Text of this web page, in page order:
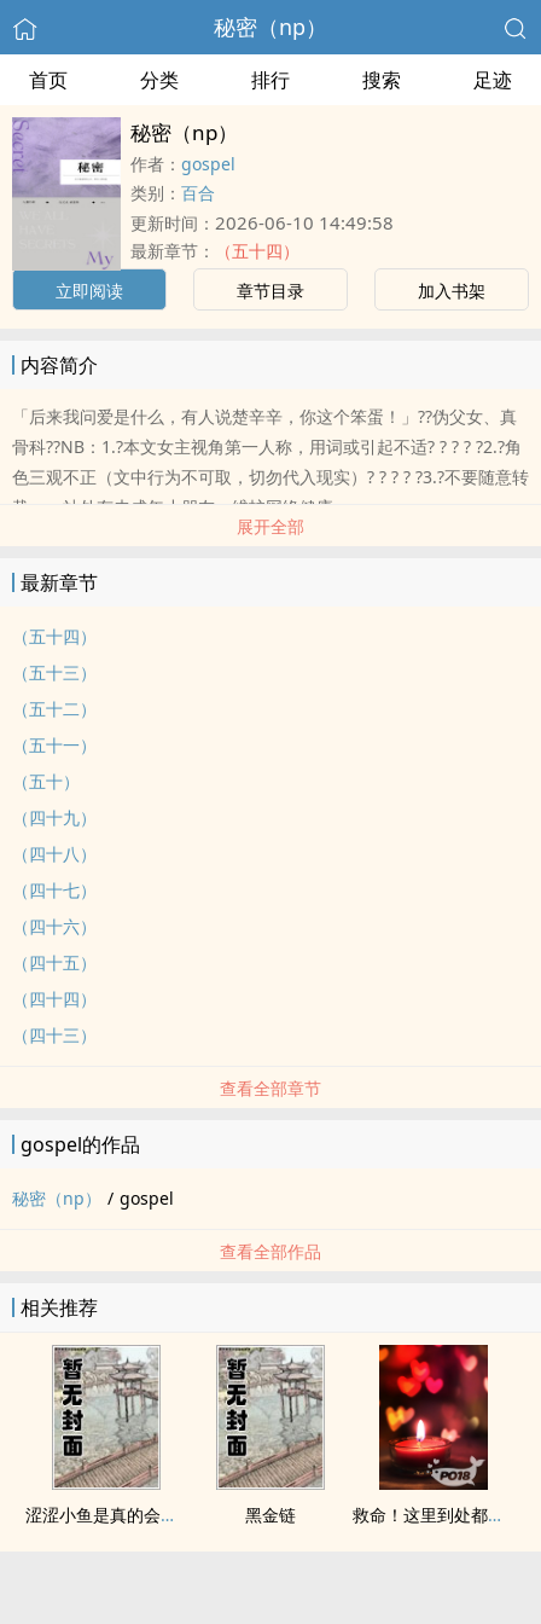
秘密（np）
首页 分类 排行 搜索 足迹
秘密（np）
作者： gospel
类别： 百合
更新时间： 2026-06-10 14:49:58
最新章节：
（五十四）
立即阅读
章节目录 加入书架
内容简介
「后来我问爱是什么，有人说楚辛辛，你这个笨蛋！」??伪父女、真
骨科??NB：1.?本文女主视角第一人称，用词或引起不适? ? ? ? ?2.?角
色三观不正（文中行为不可取，切勿代入现实）? ? ? ? ?3.?不要随意转
载——站外有未成年小朋友，维护网络健康
展开全部
最新章节
（五十四）
（五十三）
（五十二）
（五十一）
（五十）
（四十九）
（四十八）
（四十七）
（四十六）
（四十五）
（四十四）
（四十三）
查看全部章节
gospel的作品
秘密（np） / gospel
查看全部作品
相关推荐
涩涩小鱼是真的会被干透 黑金链 救命！这里到处都是阴暗批（西幻NPH）